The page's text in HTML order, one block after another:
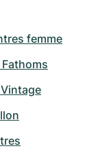
femme